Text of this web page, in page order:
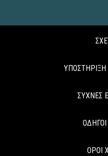
ΥΠΟΣΤΗΡΙΞΗ
ΣΥΧΝΕΣ
ΟΡΟΙ